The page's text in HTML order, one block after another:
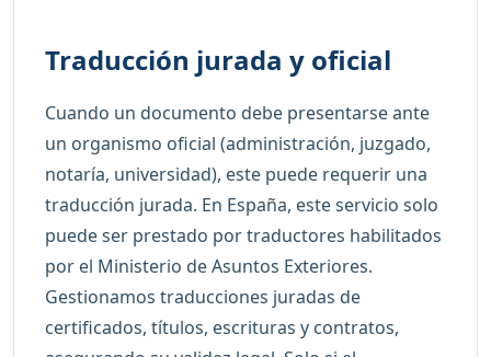
Traducción jurada y oficial
Cuando un documento debe presentarse ante
un organismo oficial (administración, juzgado,
notaría, universidad), este puede requerir una
traducción jurada. En España, este servicio solo
puede ser prestado por traductores habilitados
por el Ministerio de Asuntos Exteriores.
Gestionamos traducciones juradas de
certificados, títulos, escrituras y contratos,